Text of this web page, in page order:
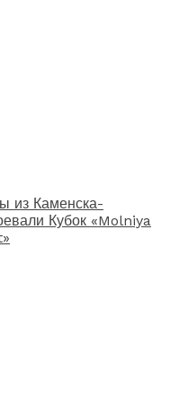
из Каменска-
Кубок «Molniya